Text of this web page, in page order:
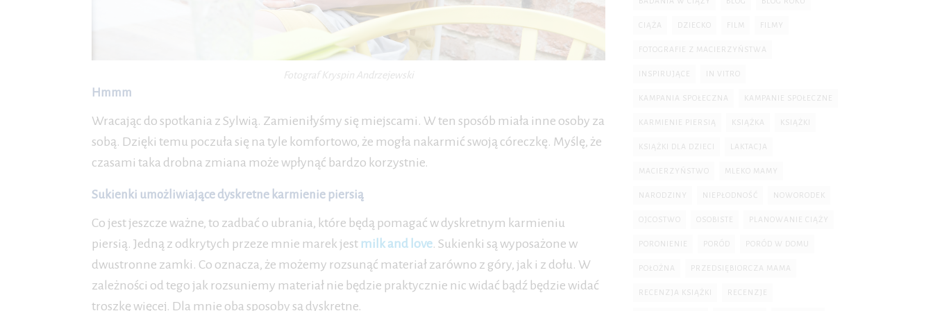
Fotograf Kryspin Andrzejewski
Hmmm
Wracając do spotkania z Sylwią. Zamieniłyśmy się miejscami. W ten sposób miała inne osoby za
sobą. Dzięki temu poczuła się na tyle komfortowo, że mogła nakarmić swoją córeczkę. Myślę, że
czasami taka drobna zmiana może wpłynąć bardzo korzystnie.
Sukienki umożliwiające dyskretne karmienie piersią
Co jest jeszcze ważne, to zadbać o ubrania, które będą pomagać w dyskretnym karmieniu
piersią. Jedną z odkrytych przeze mnie marek jest milk and love. Sukienki są wyposażone w
dwustronne zamki. Co oznacza, że możemy rozsunąć materiał zarówno z góry, jak i z dołu. W
zależności od tego jak rozsuniemy materiał nie będzie praktycznie nic widać bądź będzie widać
troszkę więcej. Dla mnie oba sposoby są dyskretne.
CIĄŻA DZIECKO FILM FILMY
FOTOGRAFIE Z MACIERZYŃSTWA
INSPIRUJĄCE IN VITRO
KAMPANIA SPOŁECZNA KAMPANIE SPOŁECZNE
KARMIENIE PIERSIĄ KSIĄŻKA KSIĄŻKI
KSIĄŻKI DLA DZIECI LAKTACJA
MACIERZYŃSTWO MLEKO MAMY
NARODZINY NIEPŁODNOŚĆ NOWORODEK
OJCOSTWO OSOBISTE PLANOWANIE CIĄŻY
PORONIENIE PORÓD PORÓD W DOMU
POŁOŻNA PRZEDSIĘBIORCZA MAMA
RECENZJA KSIĄŻKI RECENZJE